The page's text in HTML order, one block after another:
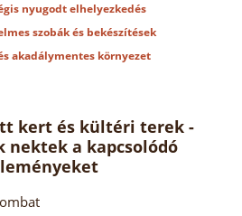
nyugodt elhelyezkedés
szobák és bekészítések
akadálymentes környezet
kert és kültéri terek -
nektek a kapcsolódó